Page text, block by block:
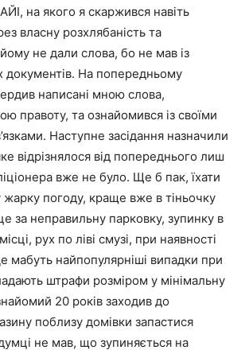
на якого я скаржився навіть
власну розхлябаність та
не дали слова, бо не мав із
документів. На попередньому
написані мною слова,
правоту, та ознайомився із своїми
Наступне засідання назначили
відрізнялося від попереднього лиш
вже не було. Ще б пак, їхати
жарку погоду, краще вже в тіньочку
за неправильну парковку, зупинку в
рух по ліві смузі, при наявності
мабуть найпопулярніші випадки при
штрафи розміром у мінімальну
20 років заходив до
поблизу домівки запастися
не мав, що зупиняється на